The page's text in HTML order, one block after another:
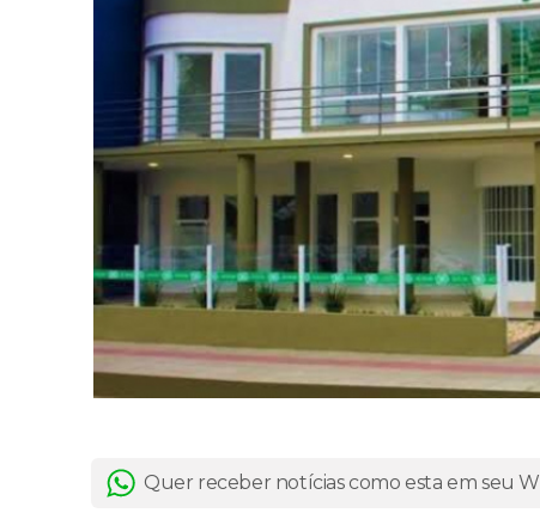
Quer receber notícias como esta em seu